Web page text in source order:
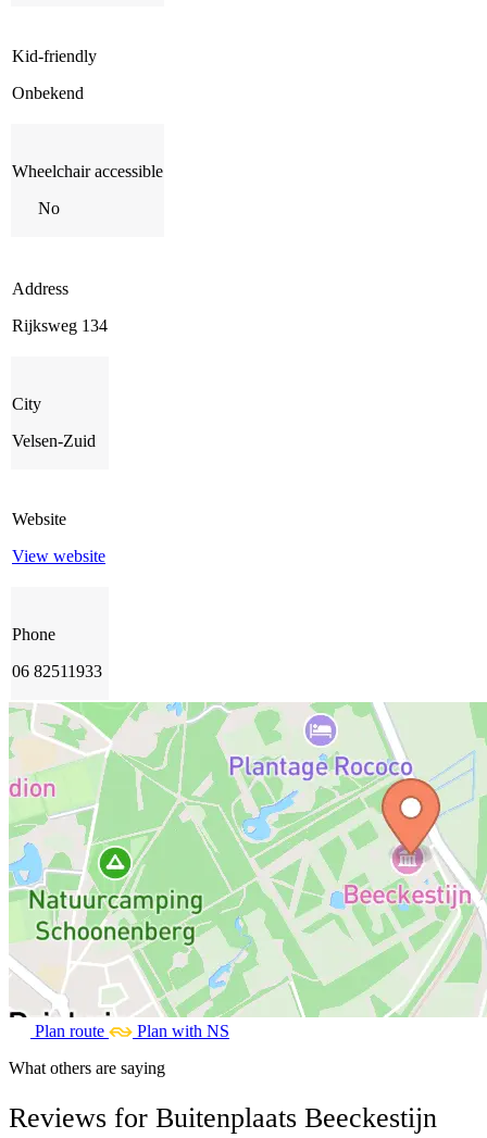
Kid-friendly
Onbekend
Wheelchair accessible
No
Address
Rijksweg 134
City
Velsen-Zuid
Website
View website
Phone
06 82511933
Plan route
Plan with NS
What others are saying
Reviews for Buitenplaats Beeckestijn